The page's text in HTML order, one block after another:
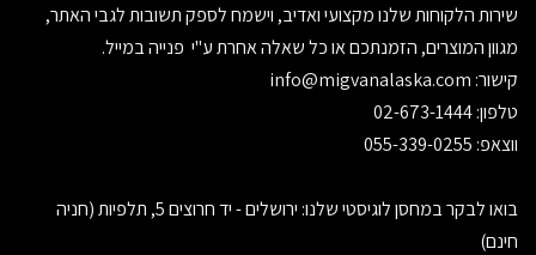
שירות הלקוחות שלנו מקצועי ואדיב, וישמח לספק תשובות לגבי האתר,
מגוון המוצרים, הזמנתכם או כל שאלה אחרת ע"י פנייה במייל.
קישור:
טלפון: 02-673-1444
ווצאפ: 055-339-0255
בואו לבקר במחסן לוגיסטי שלנו: ירושלים - יד חרוצים 5, תלפיות (חניה
חינם)